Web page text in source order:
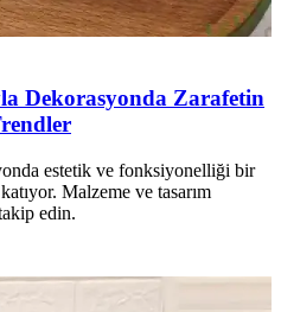
Dekorasyonda Zarafetin
estetik ve fonksiyonelliği bir
Malzeme ve tasarım
edin.